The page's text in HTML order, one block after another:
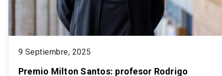
9 Septiembre, 2025
Premio Milton Santos: profesor Rodrigo